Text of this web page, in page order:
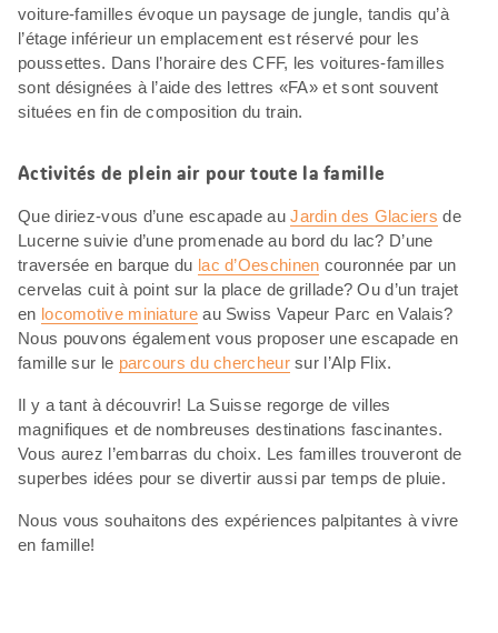
voiture-familles évoque un paysage de jungle, tandis qu’à
l’étage inférieur un emplacement est réservé pour les
poussettes. Dans l’horaire des CFF, les voitures-familles
sont désignées à l’aide des lettres «FA» et sont souvent
situées en fin de composition du train.
Activités de plein air pour toute la famille
Que diriez-vous d’une escapade auJardin des Glaciers de
Lucerne suivie d’une promenade au bord du lac? D’une
traversée en barque du lac d’Oeschinen couronnée par un
cervelas cuit à point sur la place de grillade? Ou d’un trajet
en locomotive miniatureau Swiss Vapeur Parc en Valais?
Nous pouvons également vous proposer une escapade en
famille sur le parcours du chercheursur l’Alp Flix.
Il y a tant à découvrir! La Suisse regorge de villes
magnifiques et de nombreuses destinations fascinantes.
Vous aurez l’embarras du choix. Les familles trouveront de
superbes idées pour se divertir aussi par temps de pluie.
Nous vous souhaitons des expériences palpitantes à vivre
en famille!